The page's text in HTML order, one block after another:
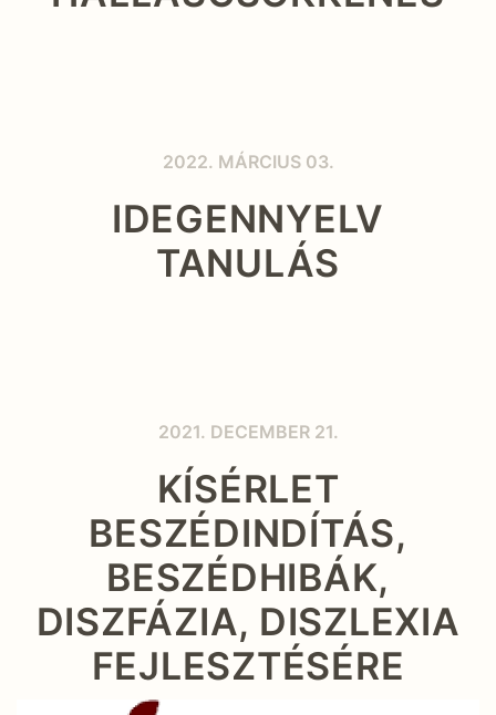
2022. MÁRCIUS 03.
IDEGENNYELV
TANULÁS
2021. DECEMBER 21.
KÍSÉRLET
BESZÉDINDÍTÁS,
BESZÉDHIBÁK,
DISZFÁZIA, DISZLEXIA
FEJLESZTÉSÉRE